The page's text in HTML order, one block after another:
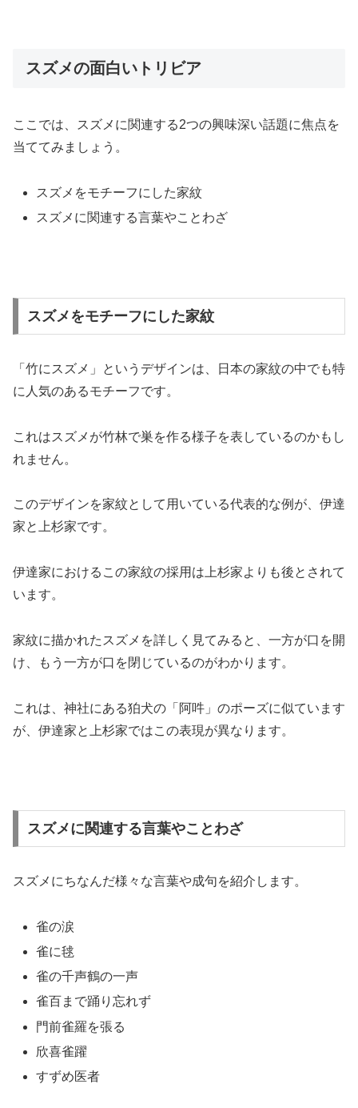
スズメの面白いトリビア
ここでは、スズメに関連する2つの興味深い話題に焦点を
当ててみましょう。
スズメをモチーフにした家紋
スズメに関連する言葉やことわざ
スズメをモチーフにした家紋
「竹にスズメ」というデザインは、日本の家紋の中でも特
に人気のあるモチーフです。
これはスズメが竹林で巣を作る様子を表しているのかもし
れません。
このデザインを家紋として用いている代表的な例が、伊達
家と上杉家です。
伊達家におけるこの家紋の採用は上杉家よりも後とされて
います。
家紋に描かれたスズメを詳しく見てみると、一方が口を開
け、もう一方が口を閉じているのがわかります。
これは、神社にある狛犬の「阿吽」のポーズに似ています
が、伊達家と上杉家ではこの表現が異なります。
スズメに関連する言葉やことわざ
スズメにちなんだ様々な言葉や成句を紹介します。
雀の涙
雀に毬
雀の千声鶴の一声
雀百まで踊り忘れず
門前雀羅を張る
欣喜雀躍
すずめ医者